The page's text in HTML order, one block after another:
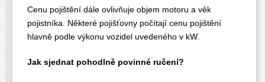
Cenu pojištění dále ovlivňuje objem motoru a věk
pojistníka. Některé pojišťovny počítají cenu pojištění
hlavně podle výkonu vozidel uvedeného v kW.
Jak sjednat pohodlně povinné ručení?